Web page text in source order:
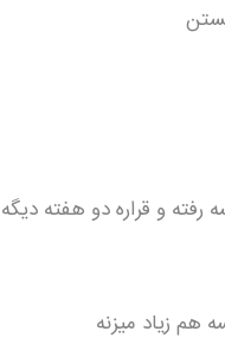
و قراره دو هفته دیگه
زیاد میزنه